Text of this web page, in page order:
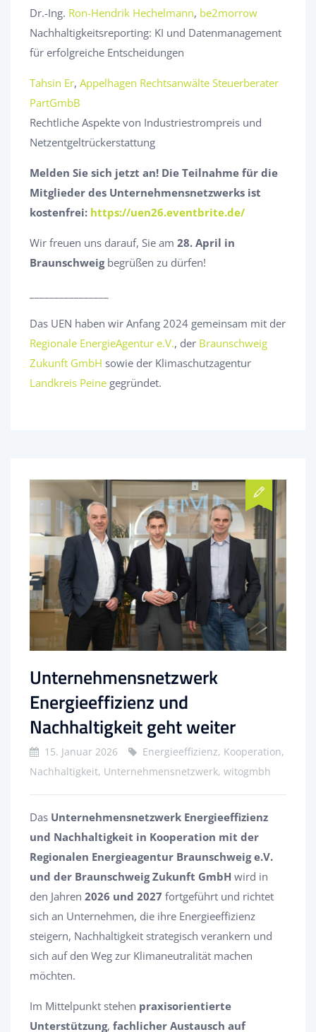
Dr.-Ing. Ron-Hendrik Hechelmann, be2morrow
Nachhaltigkeitsreporting: KI und Datenmanagement
für erfolgreiche Entscheidungen
Tahsin Er, Appelhagen Rechtsanwälte Steuerberater
PartGmbB
Rechtliche Aspekte von Industriestrompreis und
Netzentgeltrückerstattung
Melden Sie sich jetzt an! Die Teilnahme für die
Mitglieder des Unternehmensnetzwerks ist
kostenfrei: https://uen26.eventbrite.de/
Wir freuen uns darauf, Sie am 28. April in
Braunschweigbegrüßen zu dürfen!
Das UEN haben wir Anfang 2024 gemeinsam mit der
Regionale EnergieAgentur e.V., der Braunschweig
Zukunft GmbH sowie der Klimaschutzagentur
Landkreis Peine gegründet.
Unternehmensnetzwerk
Energieeffizienz und
Nachhaltigkeit geht weiter
15. Januar 2026
Energieeffizienz, Kooperation,
Nachhaltigkeit, Unternehmensnetzwerk, witogmbh
Das Unternehmensnetzwerk Energieeffizienz
und Nachhaltigkeit in Kooperation mit der
Regionalen Energieagentur Braunschweig e.V.
und der Braunschweig Zukunft GmbH wird in
den Jahren 2026 und 2027 fortgeführt und richtet
sich an Unternehmen, die ihre Energieeffizienz
steigern, Nachhaltigkeit strategisch verankern und
sich auf den Weg zur Klimaneutralität machen
möchten.
Im Mittelpunkt stehen praxisorientierte
Unterstützung, fachlicher Austausch auf